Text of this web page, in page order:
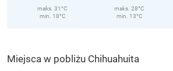
maks. 31°C
min. 18°C
maks. 28°C
min. 13°C
Miejsca w pobliżu Chihuahuita